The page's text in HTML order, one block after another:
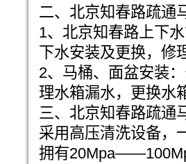
二、北京知春路疏通
1、北京知春路上下
下水安装及更换，修
2、马桶、面盆安装
理水箱漏水，更换水
三、北京知春路疏通
采用高压清洗设备，
拥有